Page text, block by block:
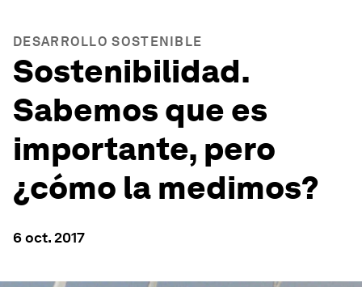
DESARROLLO SOSTENIBLE
Sostenibilidad.
Sabemos que es
importante, pero
¿cómo la medimos?
6 oct. 2017